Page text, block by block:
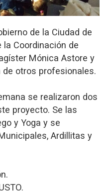
de la Ciudad de
la Coordinación de
Mónica Astore y
otros profesionales.
se realizaron dos
proyecto. Se las
y Yoga y se
Ardillitas y